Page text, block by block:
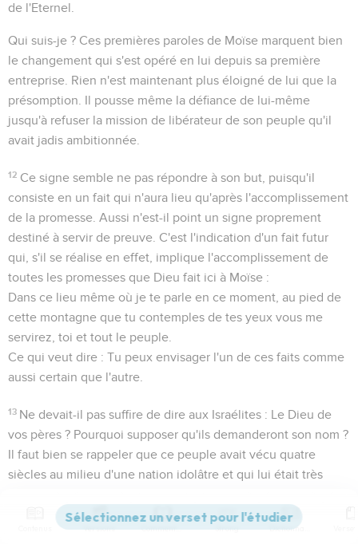
de l'Eternel.
Qui suis-je ? Ces premières paroles de Moïse marquent bien
le changement qui s'est opéré en lui depuis sa première
entreprise. Rien n'est maintenant plus éloigné de lui que la
présomption. Il pousse même la défiance de lui-même
jusqu'à refuser la mission de libérateur de son peuple qu'il
avait jadis ambitionnée.
12 Ce signe semble ne pas répondre à son but, puisqu'il
consiste en un fait qui n'aura lieu qu'après l'accomplissement
de la promesse. Aussi n'est-il point un signe proprement
destiné à servir de preuve. C'est l'indication d'un fait futur
qui, s'il se réalise en effet, implique l'accomplissement de
toutes les promesses que Dieu fait ici à Moïse :
Dans ce lieu même où je te parle en ce moment, au pied de
cette montagne que tu contemples de tes yeux vous me
servirez, toi et tout le peuple.
Ce qui veut dire : Tu peux envisager l'un de ces faits comme
aussi certain que l'autre.
13 Ne devait-il pas suffire de dire aux Israélites : Le Dieu de
vos pères ? Pourquoi supposer qu'ils demanderont son nom ?
Il faut bien se rappeler que ce peuple avait vécu quatre
siècles au milieu d'une nation idolâtre et qui lui était très
régulier, devenu dans la pratique idolâtre lui-même
(comparez l'histoire du veau d'or ;Amos 5.26;Josué 24.14
Versions Commentaires Strong